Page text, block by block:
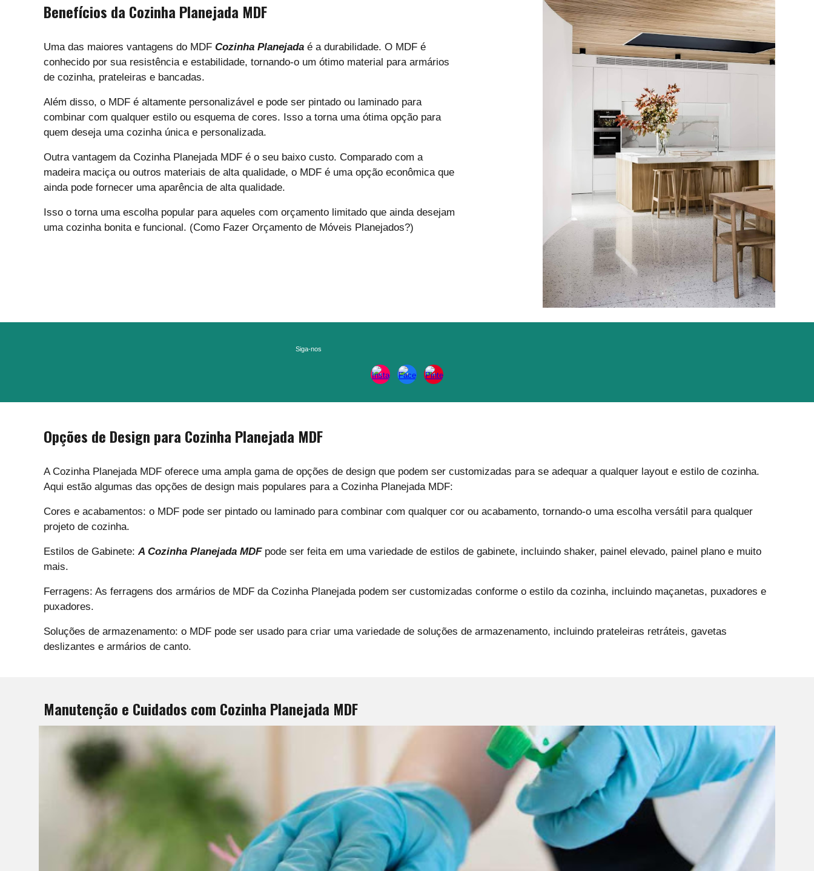
Benefícios da Cozinha Planejada MDF
Uma das maiores vantagens do MDF Cozinha Planejadaé a durabilidade. O MDF é
conhecido por sua resistência e estabilidade, tornando-o um ótimo material para armários
de cozinha, prateleiras e bancadas.
Além disso, o MDF é altamente personalizável e pode ser pintado ou laminado para
combinar com qualquer estilo ou esquema de cores. Isso a torna uma ótima opção para
quem deseja uma cozinha única e personalizada.
Outra vantagem da Cozinha Planejada MDF é o seu baixo custo. Comparado com a
madeira maciça ou outros materiais de alta qualidade, o MDF é uma opção econômica que
ainda pode fornecer uma aparência de alta qualidade.
Isso o torna uma escolha popular para aqueles com orçamento limitado que ainda desejam
uma cozinha bonita e funcional. (Como Fazer Orçamento de Móveis Planejados?)
Siga-nos
Opções de Design para Cozinha Planejada MDF
A Cozinha Planejada MDF oferece uma ampla gama de opções de design que podem ser customizadas para se adequar a qualquer layout e estilo de cozinha.
Aqui estão algumas das opções de design mais populares para a Cozinha Planejada MDF:
Cores e acabamentos: o MDF pode ser pintado ou laminado para combinar com qualquer cor ou acabamento, tornando-o uma escolha versátil para qualquer
projeto de cozinha.
Estilos de Gabinete:A Cozinha Planejada MDFpode ser feita em uma variedade de estilos de gabinete, incluindo shaker, painel elevado, painel plano e muito
mais.
Ferragens: As ferragens dos armários de MDF da Cozinha Planejada podem ser customizadas conforme o estilo da cozinha, incluindo maçanetas, puxadores e
puxadores.
Soluções de armazenamento: o MDF pode ser usado para criar uma variedade de soluções de armazenamento, incluindo prateleiras retráteis, gavetas
deslizantes e armários de canto.
Manutenção e Cuidados com Cozinha Planejada MDF